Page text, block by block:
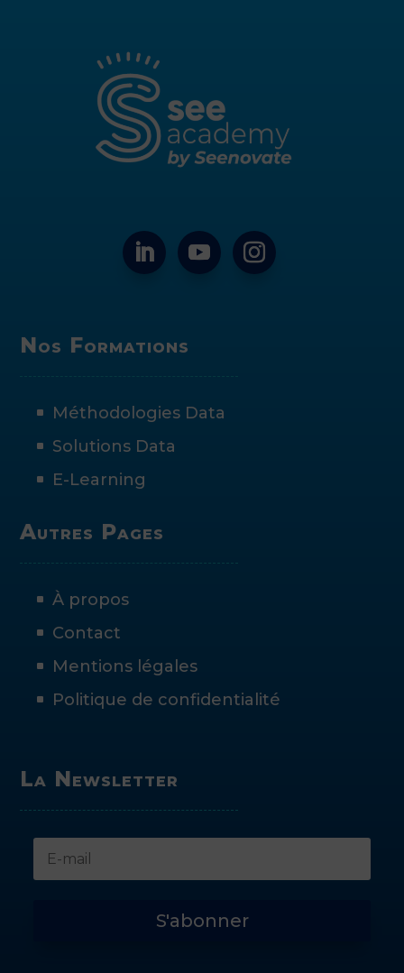
Nos Formations
Méthodologies Data
Solutions Data
E-Learning
Autres Pages
À propos
Contact
Mentions légales
Politique de confidentialité
La Newsletter
S'abonner